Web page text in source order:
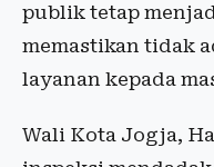
publik tetap
memastikan tidak
layanan kepada
Wali Kota Jogja,